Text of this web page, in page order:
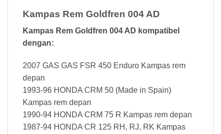
Kampas Rem Goldfren 004 AD
Kampas Rem Goldfren 004 AD kompatibel
dengan:
2007 GAS GAS FSR 450 Enduro Kampas rem
depan
1993-96 HONDA CRM 50 (Made in Spain)
Kampas rem depan
1990-94 HONDA CRM 75 R Kampas rem depan
1987-94 HONDA CR 125 RH, RJ, RK Kampas